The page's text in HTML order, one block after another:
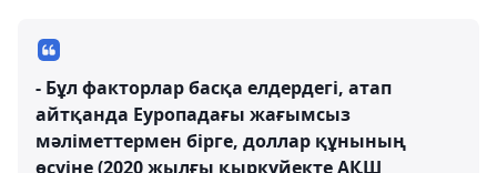
- Бұл факторлар басқа елдердегі, атап
айтқанда Еуропадағы жағымсыз
мәліметтермен бірге, доллар құнының
өсуіне (2020 жылғы қыркүйекте АҚШ